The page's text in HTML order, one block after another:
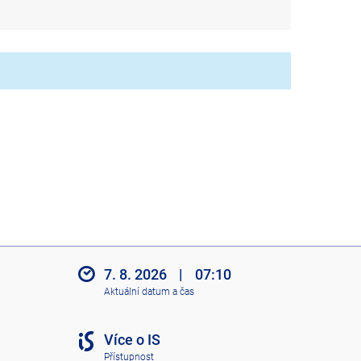
7. 8. 2026 | 07:10
Aktuální datum a čas
Více o IS
Přístupnost